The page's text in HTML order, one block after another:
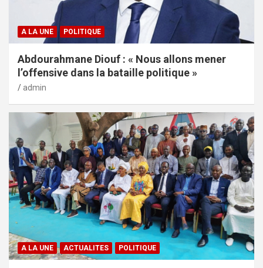
A LA UNE POLITIQUE
Abdourahmane Diouf : « Nous allons mener
l’offensive dans la bataille politique »
admin
A LA UNE ACTUALITES POLITIQUE